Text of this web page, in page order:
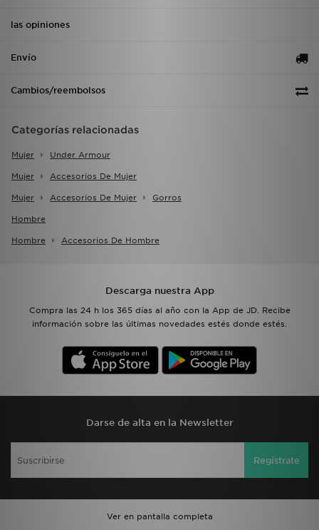
las opiniones
Envío
Cambios/reembolsos
Categorías relacionadas
Mujer Under Armour
Mujer Accesorios De Mujer
Mujer Accesorios De Mujer Gorros
Hombre
Hombre Accesorios De Hombre
Descarga nuestra App
Compra las 24 h los 365 días al año con la App de JD. Recibe
información sobre las últimas novedades estés donde estés.
Darse de alta en la Newsletter
Regístrate
Ver en pantalla completa